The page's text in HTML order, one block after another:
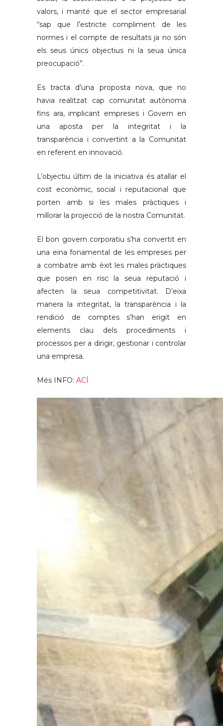
valors, i manté que el sector empresarial
“sap que l’estricte compliment de les
normes i el compte de resultats ja no són
els seus únics objectius ni la seua única
preocupació”.
Es tracta d’una proposta nova, que no
havia realitzat cap comunitat autònoma
fins ara, implicant empreses i Govern en
una aposta per la integritat i la
transparència i convertint a la Comunitat
en referent en innovació.
L’objectiu últim de la iniciativa és atallar el
cost econòmic, social i reputacional que
porten amb si les males pràctiques i
millorar la projecció de la nostra Comunitat.
El bon govern corporatiu s’ha convertit en
una eina fonamental de les empreses per
a combatre amb èxit les males pràctiques
que posen en risc la seua reputació i
afecten la seua competitivitat. D’eixa
manera la integritat, la transparència i la
rendició de comptes s’han erigit en
elements clau dels procediments i
processos per a dirigir, gestionar i controlar
una empresa.
Més INFO: ACÍ